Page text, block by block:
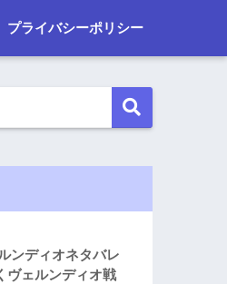
プライバシーポリシー
ンディオネタバレ
ヴェルンディオ戦